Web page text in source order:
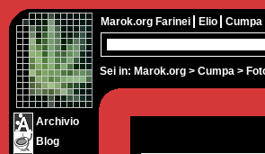
Sei in: Marok.org > Cumpa >
Marok.org Farinei Elio Cumpa
Archivio
Blog